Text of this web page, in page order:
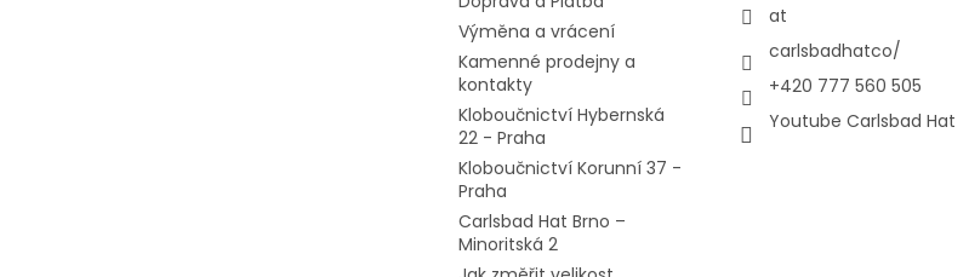
Výměna a vrácení
Kamenné prodejny a
kontakty
Kloboučnictví Hybernská
22 - Praha
Kloboučnictví Korunní 37 -
Praha
Carlsbad Hat Brno –
Minoritská 2
at
carlsbadhatco/
+420 777 560 505
Youtube Carlsbad Hat